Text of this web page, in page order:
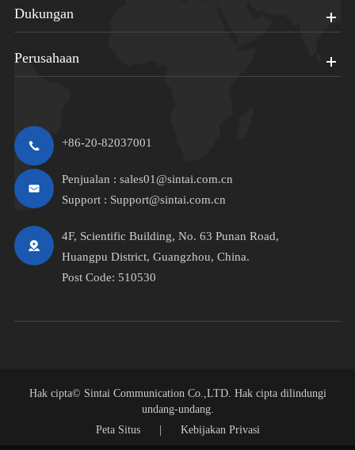
Dukungan
Perusahaan
+86-20-82037001
Penjualan : sales01@sintai.com.cn
Support : Support@sintai.com.cn
4F, Scientific Building, No. 63 Punan Road,
Huangpu District, Guangzhou, China.
Post Code: 510530
Hak cipta© Sintai Communication Co.,LTD. Hak cipta dilindungi
undang-undang.
Peta Situs
| Kebijakan Privasi